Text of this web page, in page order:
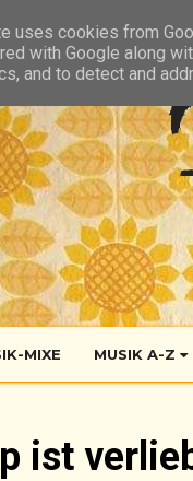
MIXE MUSIK A-Z
ist
uses cookies from
with Google along
and to detect and